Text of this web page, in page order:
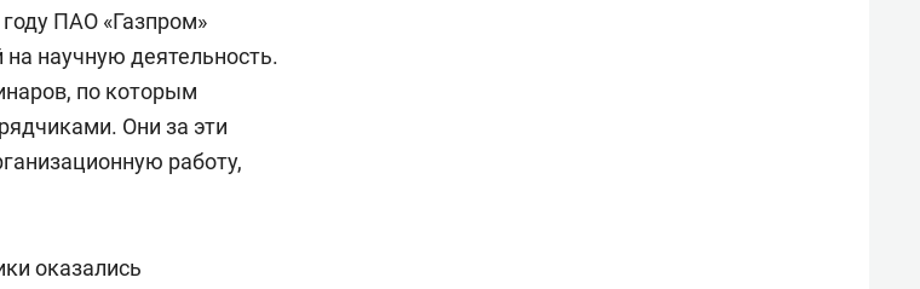
ПАО «Газпром»
научную деятельность.
по которым
Они за эти
работу,
оказались